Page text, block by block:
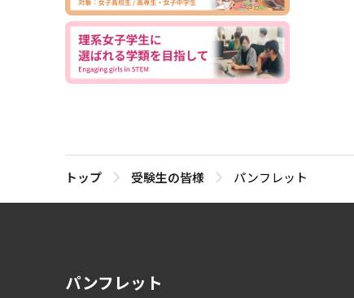
トップ 受験生の皆様 パンフレット
パンフレット